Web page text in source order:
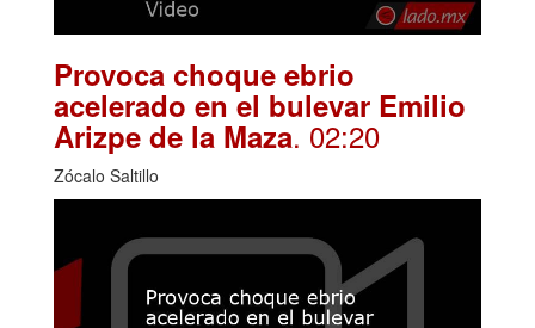
Provoca choque ebrio
acelerado en el bulevar Emilio
Arizpe de la Maza. 02:20
Zócalo Saltillo